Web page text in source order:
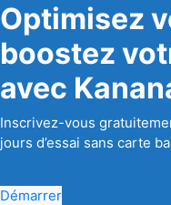
Optimisez
boostez
avec
Inscrivez-vous
jours d’essai sans carte
Démarrer